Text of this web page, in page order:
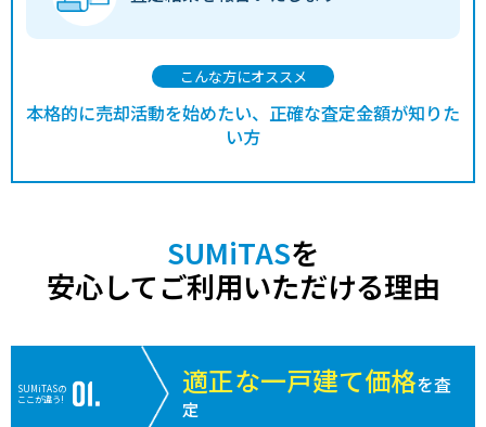
こんな方にオススメ
本格的に売却活動を始めたい、正確な査定金額が知りた
い方
SUMiTASを
安心してご利用いただける理由
SUMiTASの
ここが違う!
適正な一戸建て価格を査
定